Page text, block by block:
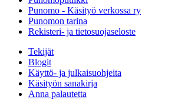
Punomo - Käsityö verkossa ry
Punomon tarina
Rekisteri- ja tietosuojaseloste
Tekijät
Blogit
Käyttö- ja julkaisuohjeita
Käsityön sanakirja
Anna palautetta